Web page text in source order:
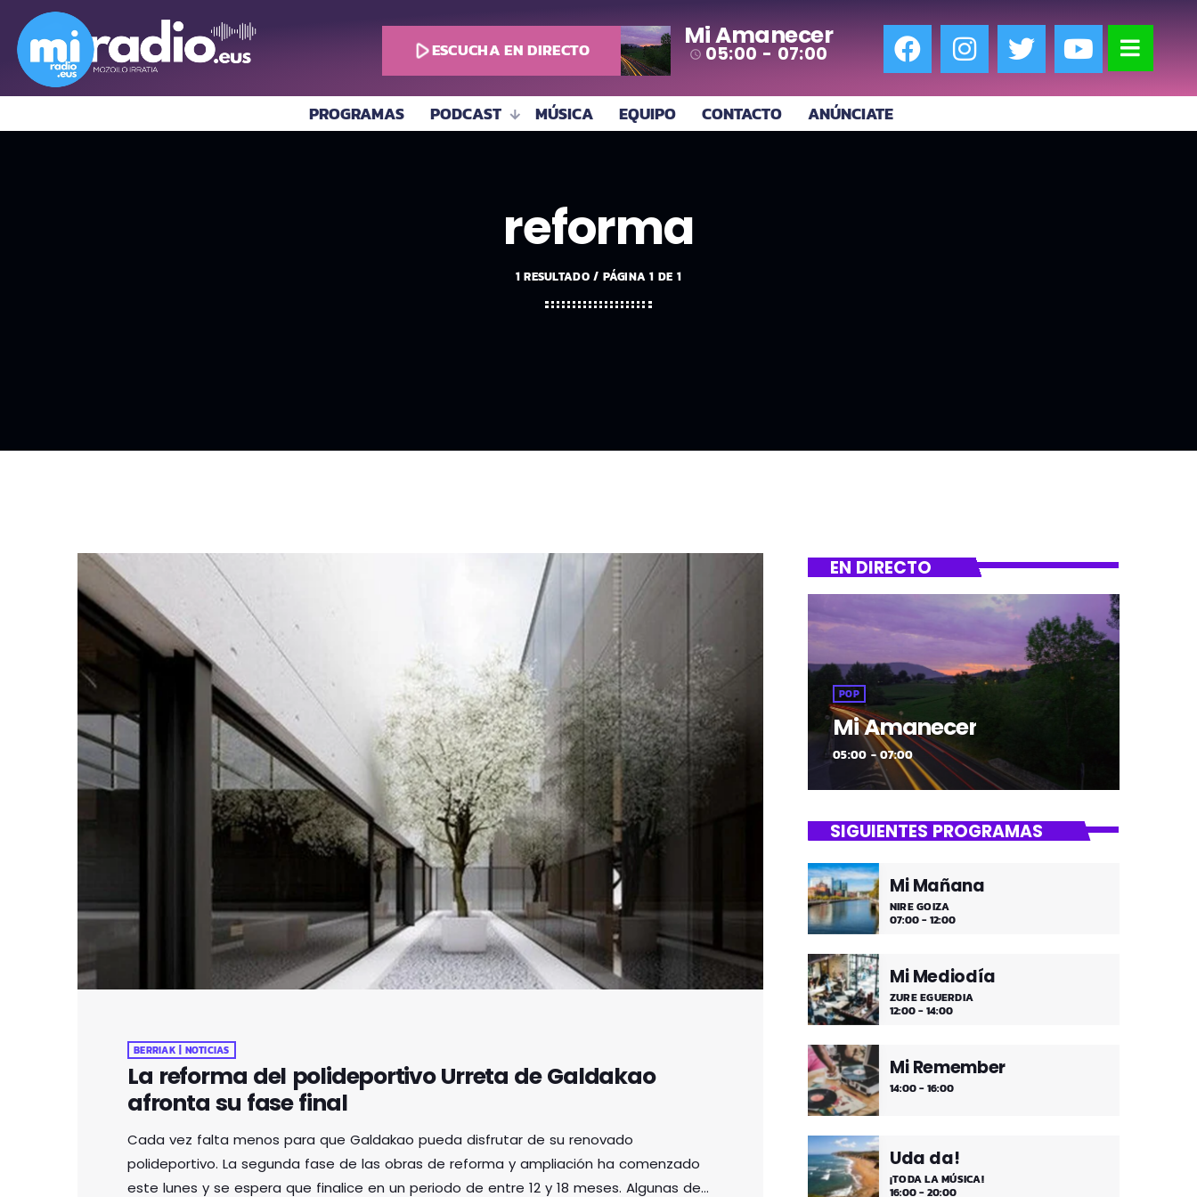
play_arrowESCUCHA EN DIRECTO Mi Amanecer
access_time 05:00 - 07:00
PROGRAMAS PODCAST MÚSICA EQUIPO CONTACTO ANÚNCIATE
reforma
1 RESULTADO / PÁGINA 1 DE 1
BERRIAK | NOTICIAS
La reforma del polideportivo Urreta de Galdakao
afronta su fase final
Cada vez falta menos para que Galdakao pueda disfrutar de su renovado
polideportivo. La segunda fase de las obras de reforma y ampliación ha comenzado
este lunes y se espera que finalice en un periodo de entre 12 y 18 meses. Algunas de
EN DIRECTO
POP
Mi Amanecer
05:00 - 07:00
SIGUIENTES PROGRAMAS
Mi Mañana
NIRE GOIZA
07:00 - 12:00
Mi Mediodía
ZURE EGUERDIA
12:00 - 14:00
Mi Remember
14:00 - 16:00
Uda da!
¡TODA LA MÚSICA!
16:00 - 20:00